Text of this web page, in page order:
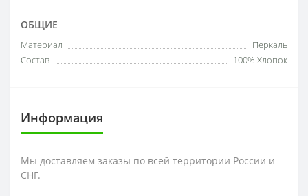
ОБЩИЕ
Материал
Перкаль
Состав
100% Хлопок
Информация
Мы доставляем заказы по всей территории России и
СНГ.